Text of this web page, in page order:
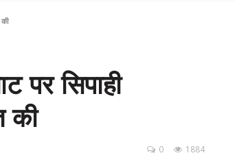
की
पर सिपाही
की
1884
0